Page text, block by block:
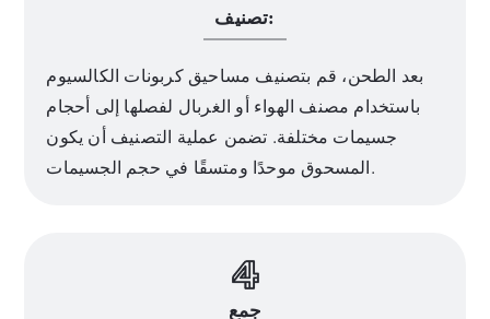
تصنيف:
بعد الطحن، قم بتصنيف مساحيق كربونات الكالسيوم
باستخدام مصنف الهواء أو الغربال لفصلها إلى أحجام
جسيمات مختلفة. تضمن عملية التصنيف أن يكون
المسحوق موحدًا ومتسقًا في حجم الجسيمات.
جمع